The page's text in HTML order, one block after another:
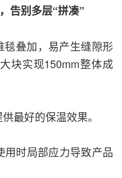
告别多层“拼凑”
叠加，易产生缝隙形
块实现150mm整体成
最好的保温效果。
时局部应力导致产品